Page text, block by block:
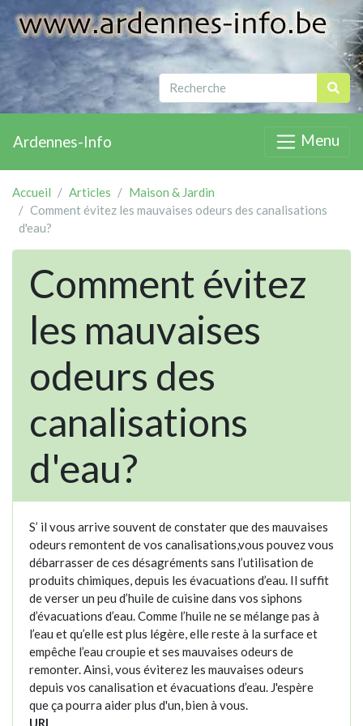
Ardennes-Info Menu
Accueil Articles
Maison & Jardin
Comment évitez les mauvaises odeurs des canalisations
d'eau?
Comment évitez
les mauvaises
odeurs des
canalisations
d'eau?
S’ il vous arrive souvent de constater que des mauvaises
odeurs remontent de vos canalisations,vous pouvez vous
débarrasser de ces désagréments sans l’utilisation de
produits chimiques, depuis les évacuations d’eau. Il suffit
de verser un peu d’huile de cuisine dans vos siphons
d’évacuations d’eau. Comme l’huile ne se mélange pas à
l’eau et qu’elle est plus légère, elle reste à la surface et
empêche l’eau croupie et ses mauvaises odeurs de
remonter. Ainsi, vous éviterez les mauvaises odeurs
depuis vos canalisation et évacuations d’eau. J'espère
que ça pourra aider plus d'un, bien à vous.
URL